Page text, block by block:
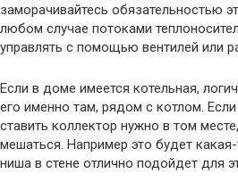
заморачивайтесь обязательностью
любом случае потоками
управлять с помощью вентилей или
Если в доме имеется котельная,
его именно там, рядом с котлом. Если
ставить коллектор нужно в том
мешаться. Например это будет
ниша в стене отлично подойдет для